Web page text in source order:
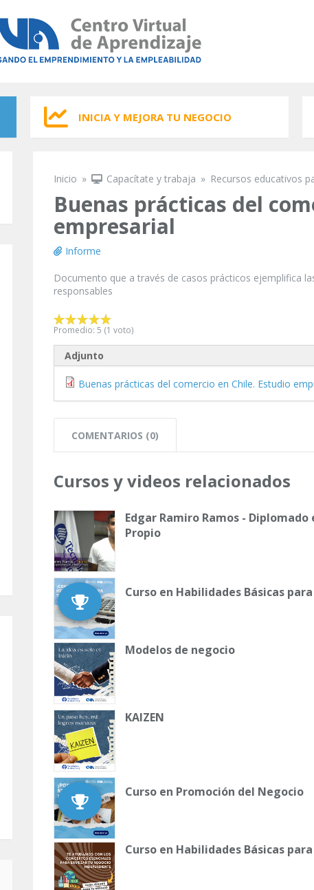
INICIA Y MEJORA TU NEGOCIO
Se encuentra usted aquí
Inicio » Capacítate y trabaja » Recursos educativos
Buenas prácticas del
empresarial
Informe
Documento que a través de casos prácticos ejemplifica
responsables
Promedio: 5 (1 voto)
Adjunto
Buenas prácticas del comercio en Chile. Estudio
COMENTARIOS (0)
Cursos y videos relacionados
Edgar Ramiro Ramos -
Propio
Curso en Habilidades Básicas
Modelos de negocio
KAIZEN
Curso en Promoción del Negocio
Curso en Habilidades Básicas